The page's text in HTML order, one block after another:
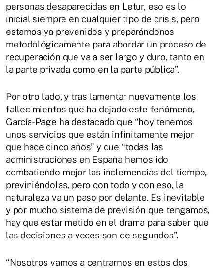
personas desaparecidas en Letur, eso es lo
inicial siempre en cualquier tipo de crisis, pero
estamos ya prevenidos y preparándonos
metodológicamente para abordar un proceso de
recuperación que va a ser largo y duro, tanto en
la parte privada como en la parte pública”.
Por otro lado, y tras lamentar nuevamente los
fallecimientos que ha dejado este fenómeno,
García-Page ha destacado que “hoy tenemos
unos servicios que están infinitamente mejor
que hace cinco años” y que “todas las
administraciones en España hemos ido
combatiendo mejor las inclemencias del tiempo,
previniéndolas, pero con todo y con eso, la
naturaleza va un paso por delante. Es inevitable
y por mucho sistema de previsión que tengamos,
hay que estar metido en el drama para saber que
las decisiones a veces son de segundos”.
“Nosotros vamos a centrarnos en estos dos